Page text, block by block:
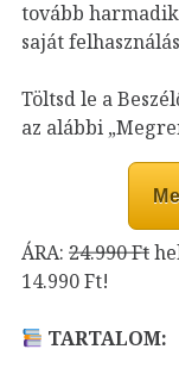
tovább
saját
Töltsd le a
az alábbi
ÁRA: 24.990 Ft
14.990 Ft!
TARTALOM: